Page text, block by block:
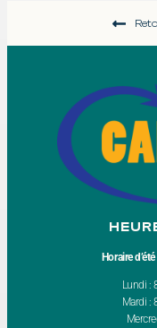
Horaire
Lundi :
Mardi :